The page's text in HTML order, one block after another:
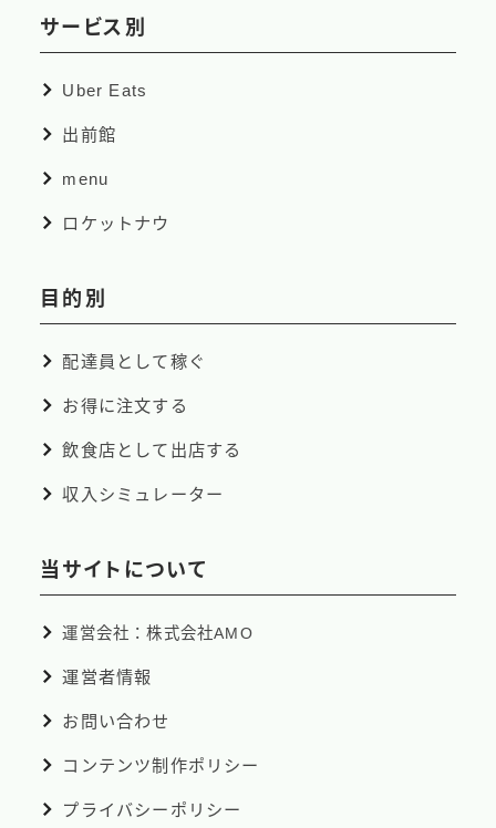
サービス別
Uber Eats
出前館
menu
ロケットナウ
目的別
配達員として稼ぐ
お得に注文する
飲食店として出店する
収入シミュレーター
当サイトについて
運営会社：株式会社AMO
運営者情報
お問い合わせ
コンテンツ制作ポリシー
プライバシーポリシー